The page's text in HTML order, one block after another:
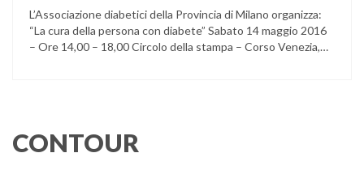
L’Associazione diabetici della Provincia di Milano organizza:
“La cura della persona con diabete” Sabato 14 maggio 2016
– Ore 14,00 – 18,00 Circolo della stampa – Corso Venezia,
CONTOUR